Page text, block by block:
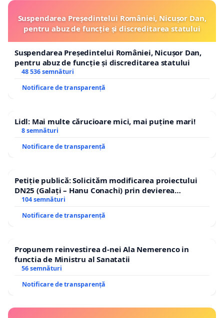
Suspendarea Președintelui României, Nicușor Dan,
pentru abuz de funcție și discreditarea statului
Suspendarea Președintelui României, Nicușor Dan,
pentru abuz de funcție și discreditarea statului
48 536 semnături
Notificare de transparență
Lidl: Mai multe cărucioare mici, mai puține mari!
8 semnături
Notificare de transparență
Petiție publică: Solicităm modificarea proiectului
DN25 (Galați – Hanu Conachi) prin devierea
traseului în afara localităților!
104 semnături
Notificare de transparență
Propunem reinvestirea d-nei Ala Nemerenco in
functia de Ministru al Sanatatii
56 semnături
Notificare de transparență